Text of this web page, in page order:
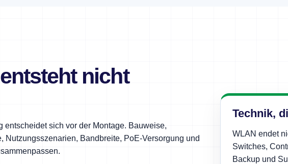
nicht
entscheidet sich vor der Montage. Bauweise,
Nutzungsszenarien, Bandbreite, PoE-Versorgung und
Technik,
WLAN endet
Switches,
Backup und